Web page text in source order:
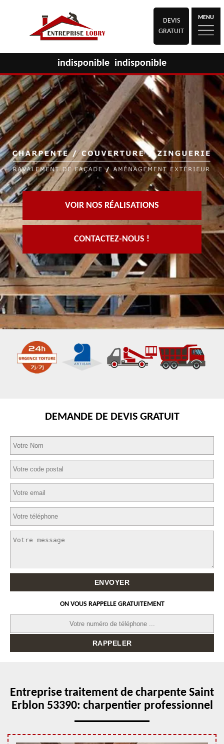
DEVIS
GRATUIT
MENU
indisponible indisponible
VOIR NOS RÉALISATIONS
CONTACTEZ-NOUS !
DEMANDE DE DEVIS GRATUIT
ON VOUS RAPPELLE GRATUITEMENT
Entreprise traitement de charpente Saint
Erblon 53390: charpentier professionnel